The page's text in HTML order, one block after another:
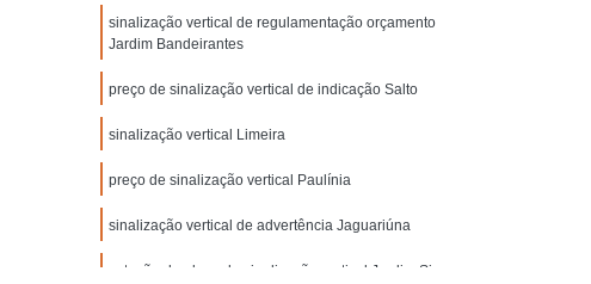
Pintura Sinalização Viária
Placas de Sinalização de Segurança Bombeiros
de Segurança contra Incêndio
do Trabalho Construção Civil
de Segurança em Obras
de Segurança Escadas
de Segurança para Bombeiros
sinalização vertical de regulamentação orçamento
Jardim Bandeirantes
preço de sinalização vertical de indicação Salto
sinalização vertical Limeira
preço de sinalização vertical Paulínia
sinalização vertical de advertência Jaguariúna
cotação de placa de sinalização vertical Jardim Simus